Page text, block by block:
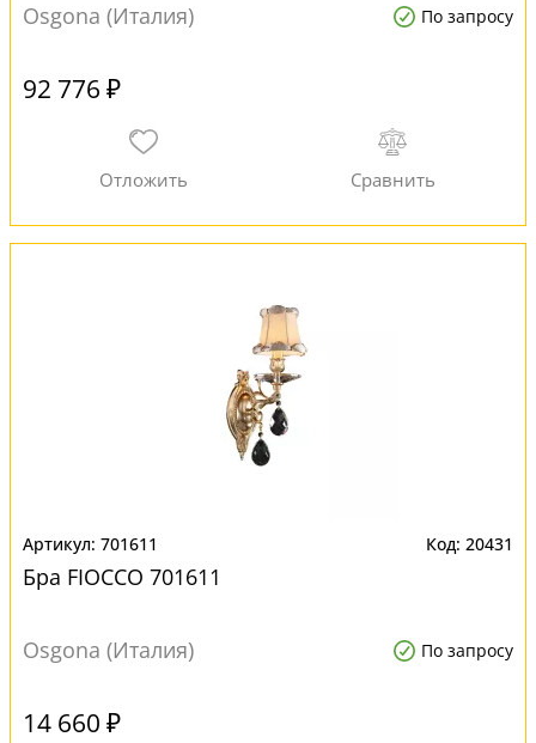
Osgona (Италия) По запросу
92 776 ₽
701611 20431
Бра FIOCCO 701611
Osgona (Италия) По запросу
14 660 ₽